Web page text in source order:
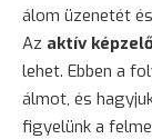
álom üzenetét
Az aktív
lehet. Ebben a
álmot, és
figyelünk a